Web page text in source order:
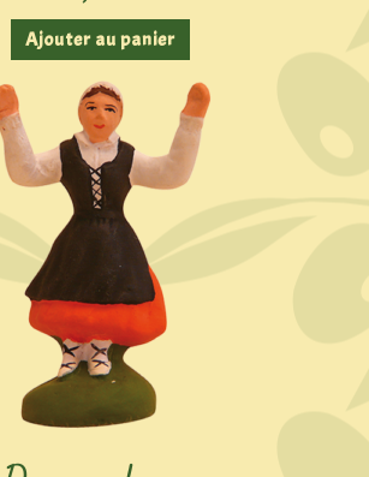
Ajouter au panier